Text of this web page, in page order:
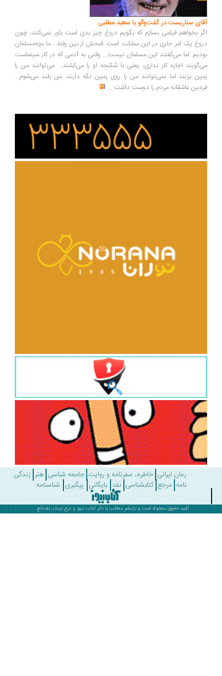
سناریست در گفت‌وگو با سعید مطلبی
بخواهم فیلمی بسازم که بگویم دروغ چیز بدی است باور نمی‌کنند، چون
یک امر جاری در این مملکت است. قبحش از بین رفته... ما بچه‌مسلمان
اما می‌گفتند این مسلمان نیست... وقتی به آدمی که در کار سینماست
اجازه کار نداری، یعنی با شکنجه او را می‌کشند... می‌توانند من را
بزنند اما نمی‌توانند من را روی زمین نگه دارند، من بلند می‌شوم...
عاشقانه مردم را دوست داشت ...
رمان ایرانی خاطره، سفرنامه و روایت جامعه شناسی هنر زندگی
مرجع کتابشناسی نقد بایگانی پیگیری شناسنامه
کلیه حقوق محفوظ است و بازنشر مطالب با ذکرکتاب نیوز و درج لینک، بلامانع .